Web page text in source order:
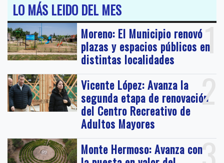
LO MÁS LEIDO DEL MES
1
Moreno: El Municipio renovó
plazas y espacios públicos en
distintas localidades
2
Vicente López: Avanza la
segunda etapa de renovación
del Centro Recreativo de
Adultos Mayores
Monte Hermoso: Avanza con